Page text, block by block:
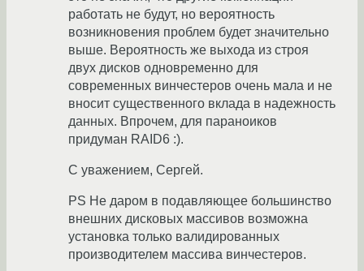
работать не будут, но вероятность
возникновения проблем будет значительно
выше. Вероятность же выхода из строя
двух дисков одновременно для
современных винчестеров очень мала и не
вносит существенного вклада в надежность
данных. Впрочем, для параноиков
придуман RAID6 :).
С уважением, Сергей.
PS Не даром в подавляющее большинство
внешних дисковых массивов возможна
установка только валидированных
производителем массива винчестеров.